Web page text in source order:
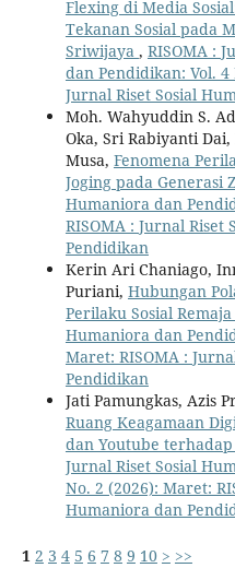
Flexing di Media
Tekanan Sosial pada
Sriwijaya , RISOMA :
dan Pendidikan: Vol. 4
Jurnal Riset Sosial
Moh. Wahyuddin S.
Oka, Sri Rabiyanti
Musa, Fenomena
Joging pada Generasi Z
Humaniora dan
RISOMA : Jurnal
Pendidikan
Kerin Ari Chaniago,
Puriani, Hubungan
Perilaku Sosial Remaja
Humaniora dan
Maret: RISOMA :
Pendidikan
Jati Pamungkas, Azis
Ruang Keagamaan
dan Youtube
Jurnal Riset Sosial
No. 2 (2026): Maret:
Humaniora dan
1 2 3 4 5 6 7 8 9 10 > >>